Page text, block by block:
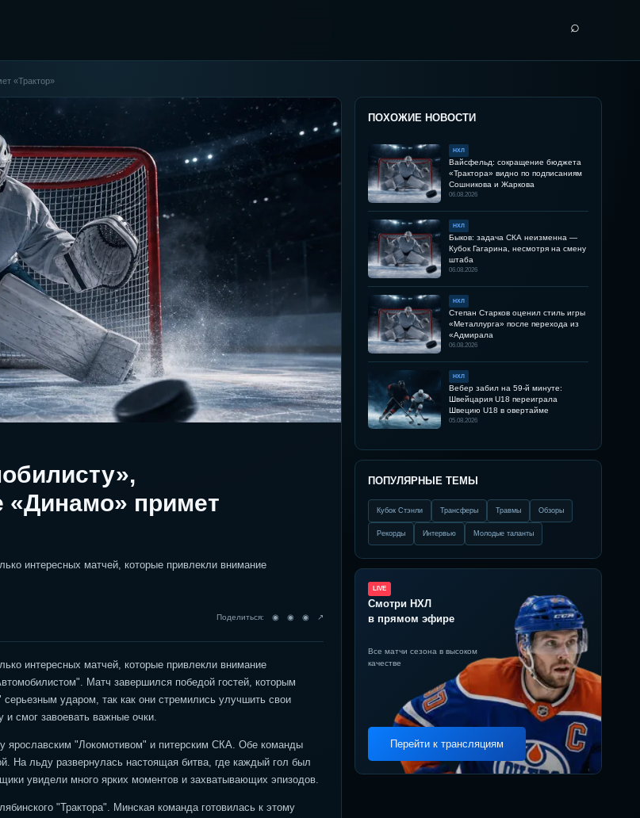
⌕
«Трактор»
«Динамо» примет
интересных матчей, которые привлекли внимание
Поделиться: ◉ ◉ ◉ ↗
интересных матчей, которые привлекли внимание
Матч завершился победой гостей, которым
ударом, так как они стремились улучшить свои
и смог завоевать важные очки.
ярославским "Локомотивом" и питерским СКА. Обе команды
На льду развернулась настоящая битва, где каждый гол был
увидели много ярких моментов и захватывающих эпизодов.
"Трактора". Минская команда готовилась к этому
ПОХОЖИЕ НОВОСТИ
НХЛ
Вайсфельд: сокращение бюджета
«Трактора» видно по подписаниям
Сошникова и Жаркова
06.08.2026
НХЛ
Быков: задача СКА неизменна —
Кубок Гагарина, несмотря на смену
штаба
06.08.2026
НХЛ
Степан Старков оценил стиль игры
«Металлурга» после перехода из
«Адмирала
06.08.2026
НХЛ
Вебер забил на 59-й минуте:
Швейцария U18 переиграла
Швецию U18 в овертайме
05.08.2026
ПОПУЛЯРНЫЕ ТЕМЫ
Кубок Стэнли Трансферы Травмы Обзоры
Рекорды Интервью Молодые таланты
LIVE
Смотри НХЛ
в прямом эфире
Все матчи сезона в высоком
качестве
Перейти к трансляциям